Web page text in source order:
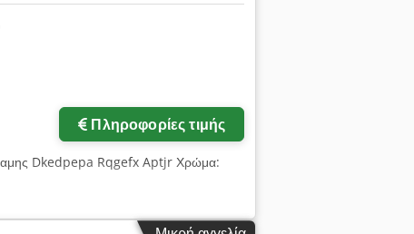
Πληροφορίες τιμής
Dkedpepa Rqgefx Aptjr Χρώμα: